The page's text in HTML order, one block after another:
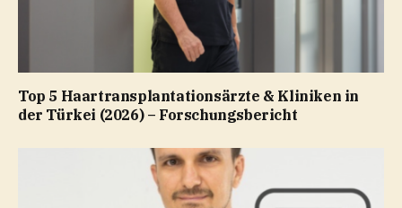
Top 5 Haartransplantationsärzte & Kliniken in
der Türkei (2026) – Forschungsbericht